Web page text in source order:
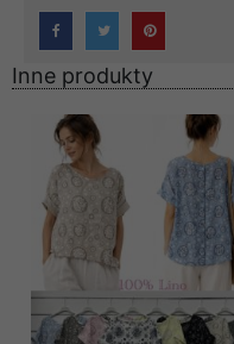
Inne produkty